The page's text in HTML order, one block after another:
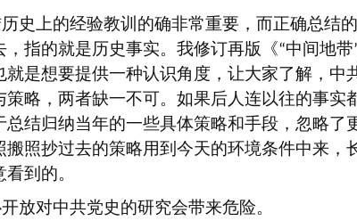
史上的经验教训的确非常重要，而正确总结
指的就是历史事实。我修订再版《“中间地带
就是想要提供一种认识角度，让大家了解，
策略，两者缺一不可。如果后人连以往的事
总结归纳当年的一些具体策略和手段，忽略
搬照抄过去的策略用到今天的环境条件中来
到的。
放对中共党史的研究会带来危险。